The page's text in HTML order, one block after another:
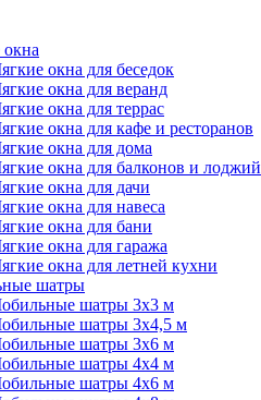
окна для беседок
окна для веранд
окна для террас
окна для кафе и ресторанов
окна для дома
окна для балконов и лоджий
окна для дачи
окна для навеса
окна для бани
окна для гаража
окна для летней кухни
шатры
шатры 3х3 м
шатры 3х4,5 м
шатры 3х6 м
шатры 4х4 м
шатры 4х6 м